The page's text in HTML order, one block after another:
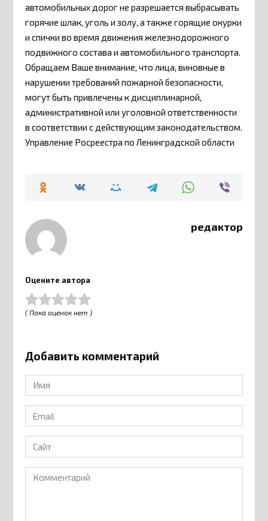
автомобильных дорог не разрешается выбрасывать
горячие шлак, уголь и золу, а также горящие окурки
и спички во время движения железнодорожного
подвижного состава и автомобильного транспорта.
Обращаем Ваше внимание, что лица, виновные в
нарушении требований пожарной безопасности,
могут быть привлечены к дисциплинарной,
административной или уголовной ответственности
в соответствии с действующим законодательством.
Управление Росреестра по Ленинградской области
редактор
Оцените автора
( Пока оценок нет )
Добавить комментарий
Имя
*
Email
*
Сайт
Комментарий